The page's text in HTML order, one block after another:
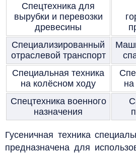
Спецтехника для
вырубки и перевозки
древесины
Специализированный
отраслевой транспорт
Специальная техника
на колёсном ходу
на
Спецтехника военного
назначения
Гусеничная техника
предназначена для